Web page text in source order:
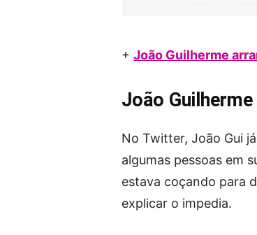
+ João Guilherme
João
No Twitter, João Gui
algumas pessoas em
estava coçando para
explicar o impedia.